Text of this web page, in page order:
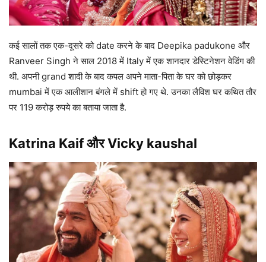
कई सालों तक एक-दूसरे को date करने के बाद Deepika padukone और
Ranveer Singh ने साल 2018 में Italy में एक शानदार डेस्टिनेशन वेडिंग की
थी. अपनी grand शादी के बाद कपल अपने माता-पिता के घर को छोड़कर
mumbai में एक आलीशान बंगले में shift हो गए थे. उनका लैविश घर कथित तौर
पर 119 करोड़ रुपये का बताया जाता है.
Katrina Kaif और Vicky kaushal